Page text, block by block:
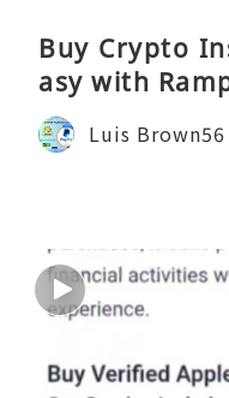
Buy Crypto
asy with
Luis Brown56